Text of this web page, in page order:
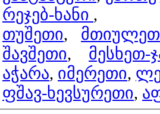
რეჯებ-ხანი ,
თუშეთი,
შავშეთი, მესხეთ-
აჭარა, იმერეთი,
ფშავ-ხევსურეთი,